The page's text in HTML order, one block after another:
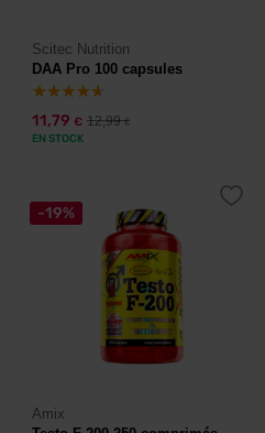
Scitec Nutrition
DAA Pro 100 capsules
11,79 € 12,99€
EN STOCK
-19%
Amix